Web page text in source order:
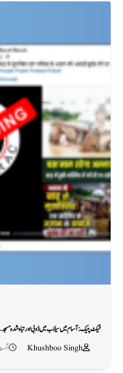
فیکٹ چیک: آسام میں سیلاب میں ڈوبی اور تباہ شدہ
Khushboo Singh
اگست 5,